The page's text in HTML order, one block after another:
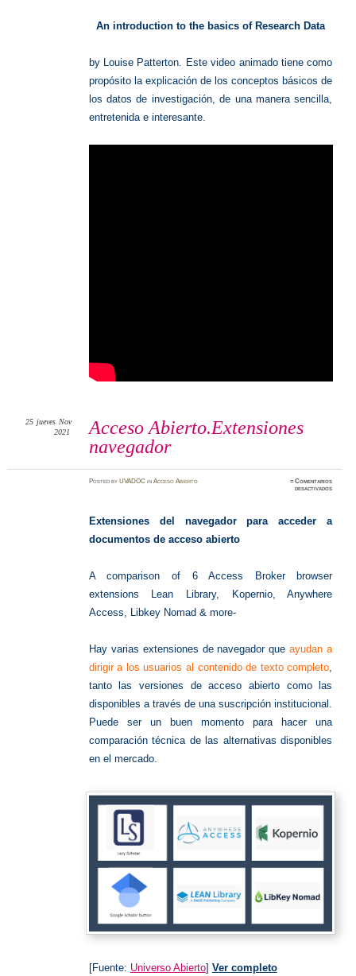
An introduction to the basics of Research Data
by Louise Patterton. Este video animado tiene como
propósito la explicación de los conceptos básicos de
los datos de investigación, de una manera sencilla,
entretenida e interesante.
Acceso Abierto.Extensiones
navegador
25 jueves Nov
2021
PostedbyUVADOC inAcceso Abierto ≈Comentarios
desactivadosen
Extensiones del navegador para acceder a
documentos de acceso abierto
A comparison of 6 Access Broker browser
extensions Lean Library, Kopernio, Anywhere
Access, Libkey Nomad & more-
Hay varias extensiones de navegador queayudan a
dirigir a los usuarios al contenido de texto completo,
tanto las versiones de acceso abierto como las
disponibles a través de una suscripción institucional.
Puede ser un buen momento para hacer una
comparación técnica de las alternativas disponibles
en el mercado.
[Fuente: Universo Abierto] Ver completo